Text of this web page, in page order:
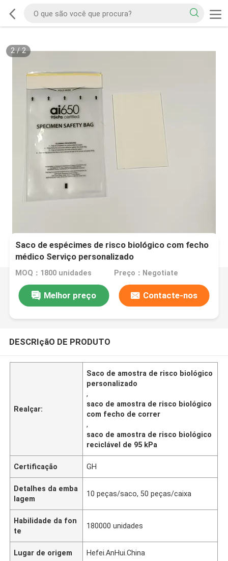
2/2
Saco de espécimes de risco biológico com fecho
médico Serviço personalizado
MOQ：1800 unidades Preço：Negotiate
Melhor preço Contacte-nos
DESCRIçãO DE PRODUTO
Realçar:
Saco de amostra de risco biológico
personalizado
,
saco de amostra de risco biológico
com fecho de correr
,
saco de amostra de risco biológico
reciclável de 95 kPa
Certificação GH
Detalhes da emba
lagem
10 peças/saco, 50 peças/caixa
Habilidade da fon
te
180000 unidades
Lugar de origem Hefei.AnHui.China